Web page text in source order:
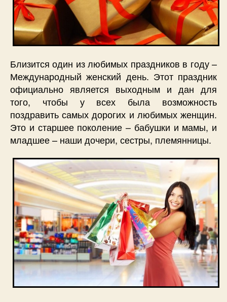
Близится один из любимых праздников в году –
Международный женский день. Этот праздник
официально является выходным и дан для
того, чтобы у всех была возможность
поздравить самых дорогих и любимых женщин.
Это и старшее поколение – бабушки и мамы, и
младшее – наши дочери, сестры, племянницы.